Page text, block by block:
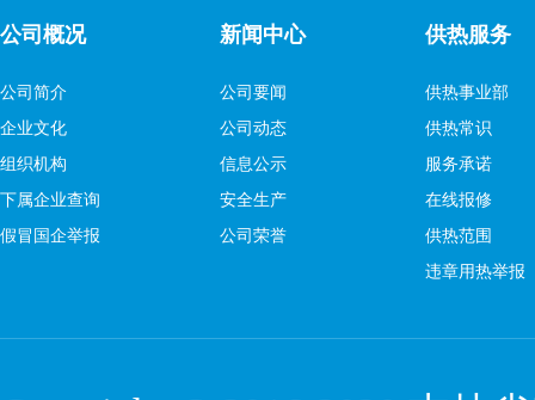
公司概况
公司简介
企业文化
组织机构
下属企业查询
假冒国企举报
新闻中心
公司要闻
公司动态
信息公示
安全生产
公司荣誉
供热服务
供热事业部
供热常识
服务承诺
在线报修
供热范围
违章用热举报